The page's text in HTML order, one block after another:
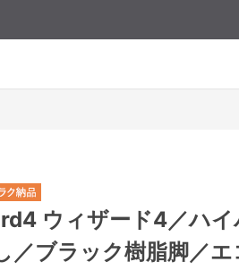
ウィザード4／ハイ
／ブラック樹脂脚／